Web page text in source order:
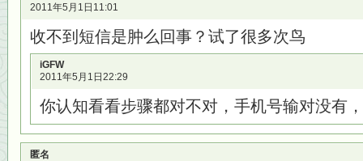
2011年5月1日11:01
收不到短信是肿么回事？试了很多次鸟
iGFW
2011年5月1日22:29
你认知看看步骤都对不对，手机号输对没有
匿名